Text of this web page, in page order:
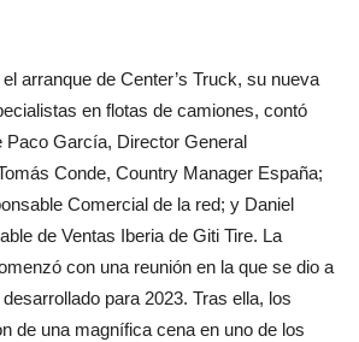
arranque de Center’s Truck, su nueva
en flotas de camiones, contó
Paco García, Director General
Conde, Country Manager España;
Comercial de la red; y Daniel
de Ventas Iberia de Giti Tire. La
con una reunión en la que se dio a
para 2023. Tras ella, los
de una magnífica cena en uno de los